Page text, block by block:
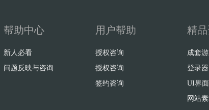
帮助中心
新人必看
问题反映与咨询
用户帮助
授权咨询
授权咨询
签约咨询
精
成套
登录
UI界面
网站